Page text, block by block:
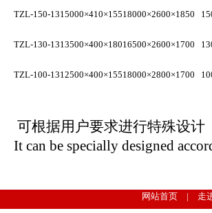
TZL-150-1315000×410×15518000×2600×1850
TZL-130-1313500×400×18016500×2600×1700
TZL-100-1312500×400×15518000×2800×1700
可根据用户要求进行特殊设计
It can be specially designed
网站首页 | 走